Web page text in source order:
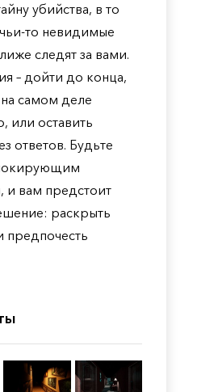
убийства, в то
то невидимые
следят за вами.
– дойти до конца,
на самом деле
или оставить
ответов. Будьте
и вам предстоит
раскрыть
предпочесть